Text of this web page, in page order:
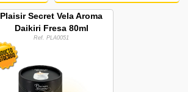
Plaisir Secret Vela Aroma
Daikiri Fresa 80ml
Ref. PLA0051